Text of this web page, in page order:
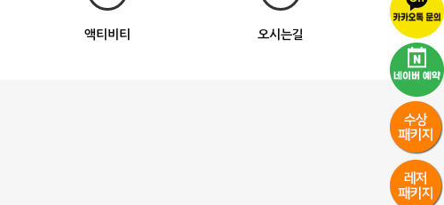
액티비티 오시는길